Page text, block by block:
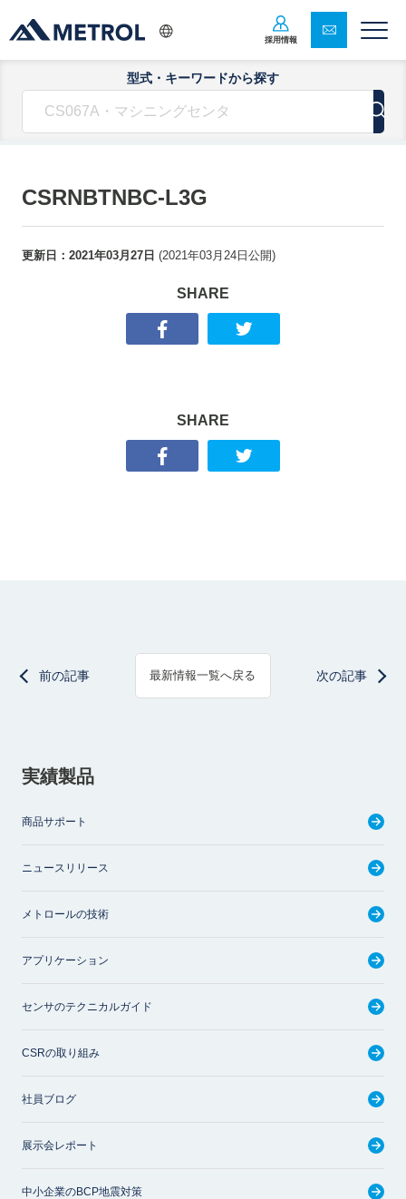
採用情報
型式・キーワードから探す
CSRNBTNBC-L3G
更新日： 2021年03月27日 (2021年03月24日 公開)
SHARE
SHARE
前の記事 最新情報一覧へ戻る 次の記事
実績製品
商品サポート
ニュースリリース
メトロールの技術
アプリケーション
センサのテクニカルガイド
CSRの取り組み
社員ブログ
展示会レポート
中小企業のBCP地震対策